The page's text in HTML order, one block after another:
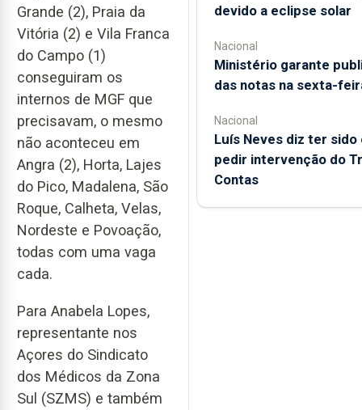
Grande (2), Praia da
Vitória (2) e Vila Franca
do Campo (1)
conseguiram os
internos de MGF que
precisavam, o mesmo
não aconteceu em
Angra (2), Horta, Lajes
do Pico, Madalena, São
Roque, Calheta, Velas,
Nordeste e Povoação,
todas com uma vaga
cada.
Para Anabela Lopes,
representante nos
Açores do Sindicato
dos Médicos da Zona
Sul (SZMS) e também
devido a eclipse solar
Nacional
Ministério garante
das notas na sexta-
Nacional
Luís Neves diz ter sido
pedir intervenção do
Contas